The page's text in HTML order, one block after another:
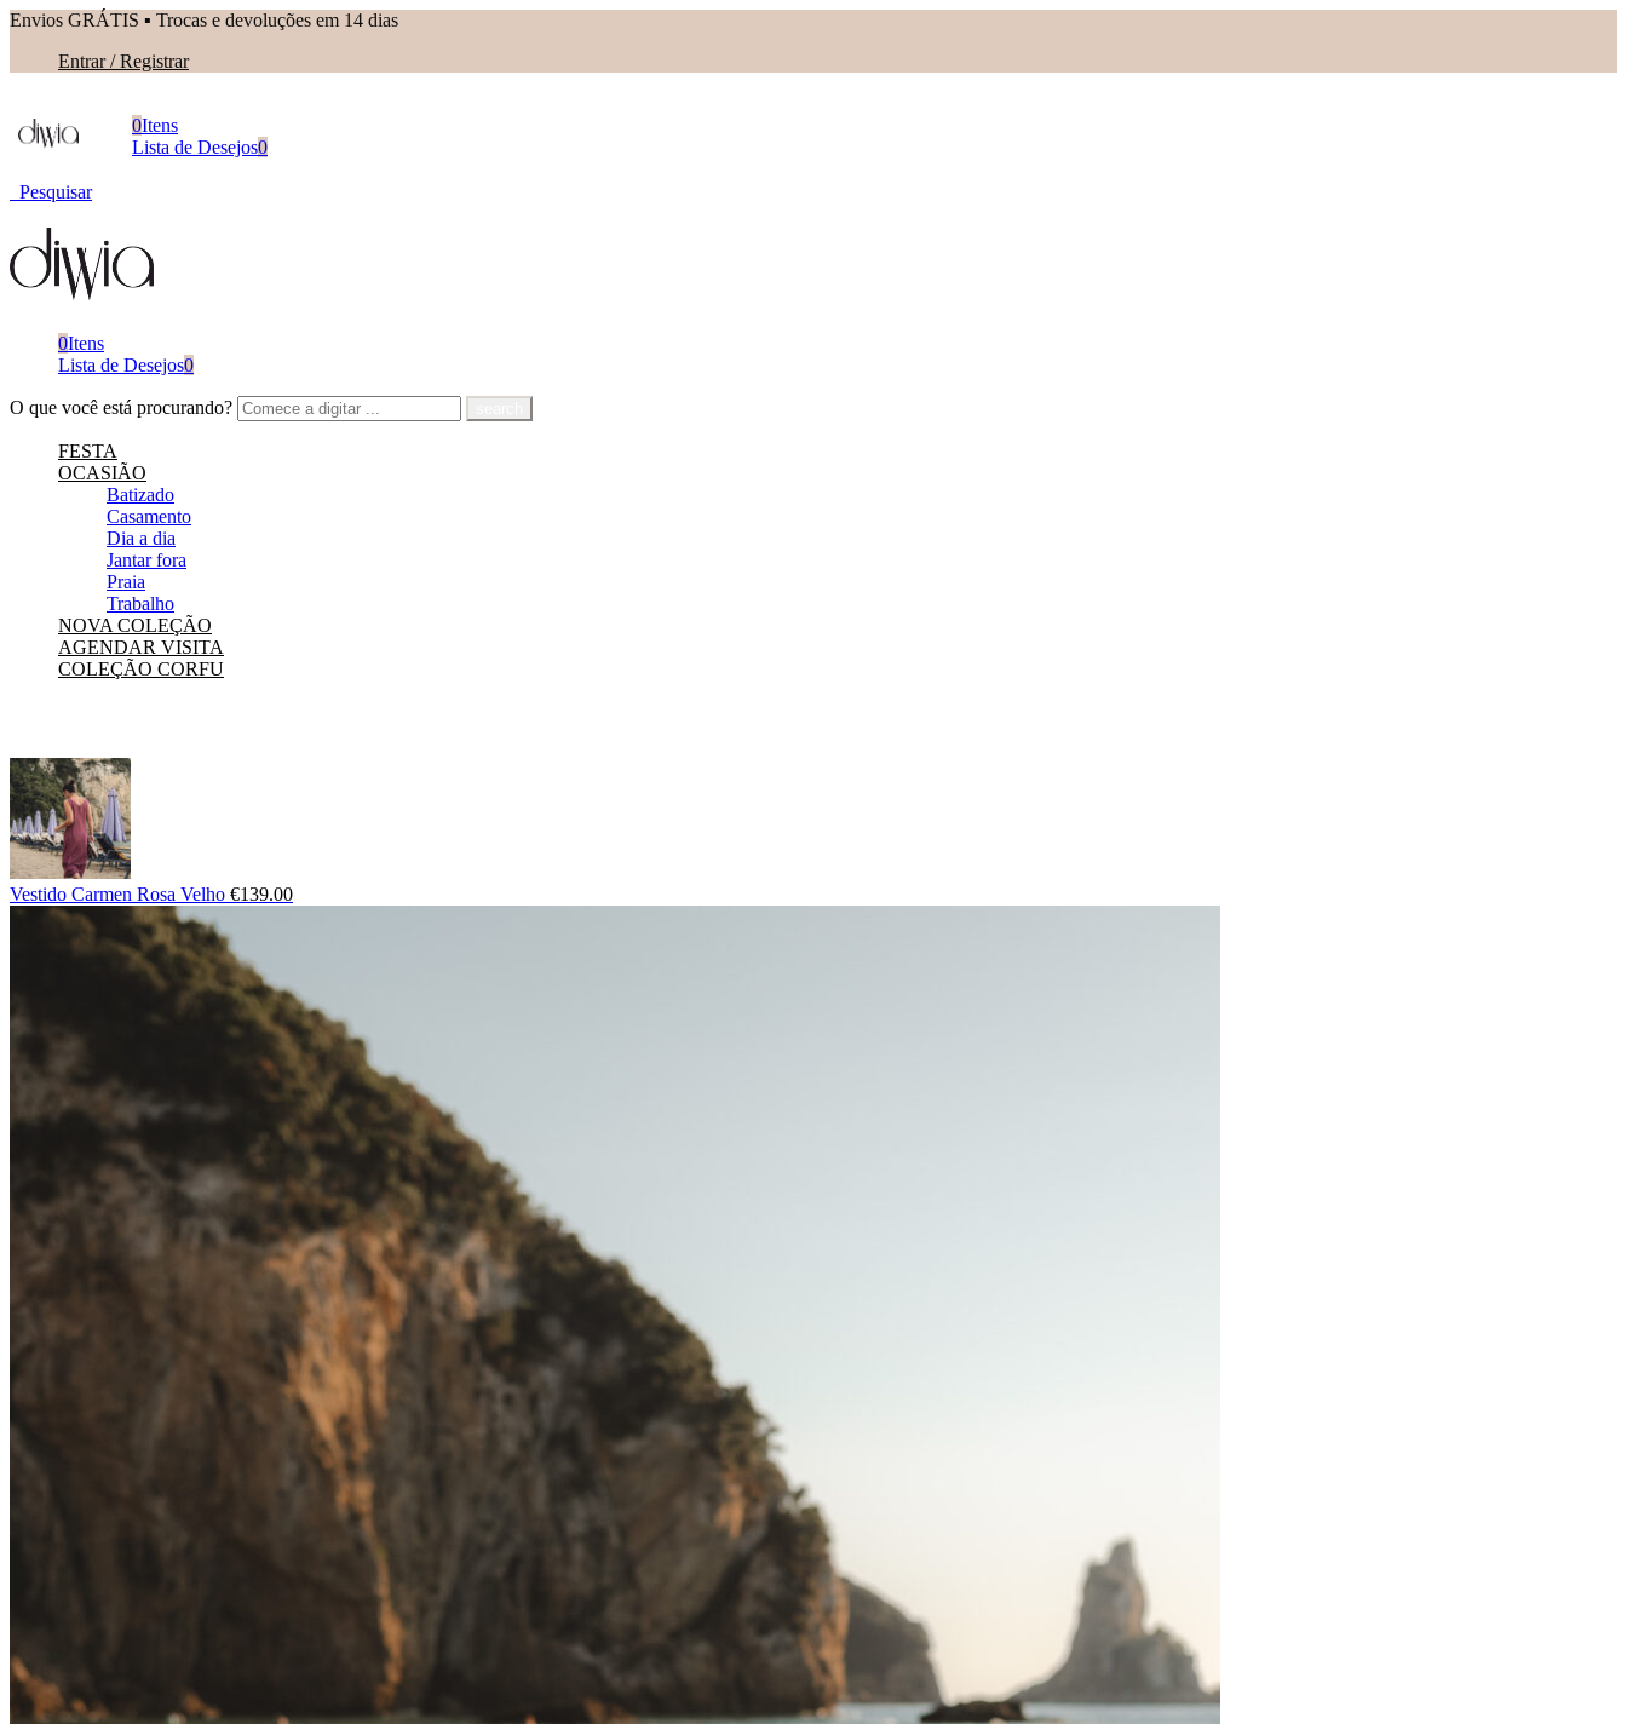
Envios GRÁTIS ▪︎ Trocas e devoluções em 14 dias
Entrar / Registrar
0Itens
Lista de Desejos0
Pesquisar
0Itens
Lista de Desejos0
O que você está procurando?
FESTA
OCASIÃO
Batizado
Casamento
Dia a dia
Jantar fora
Praia
Trabalho
NOVA COLEÇÃO
AGENDAR VISITA
COLEÇÃO CORFU
Vestido Carmen Rosa Velho €139.00